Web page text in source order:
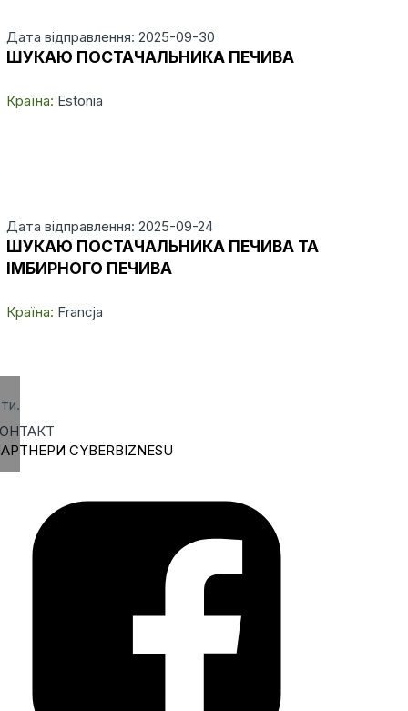
Дата відправлення: 2025-09-30
ШУКАЮ ПОСТАЧАЛЬНИКА ПЕЧИВА
Країна: Estonia
Дата відправлення: 2025-09-24
ШУКАЮ ПОСТАЧАЛЬНИКА ПЕЧИВА ТА
ІМБИРНОГО ПЕЧИВА
Країна: Francja
CYBERBIZNESU